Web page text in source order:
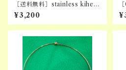
［送料無料］stainless kihei
bracelet
¥3,200
g